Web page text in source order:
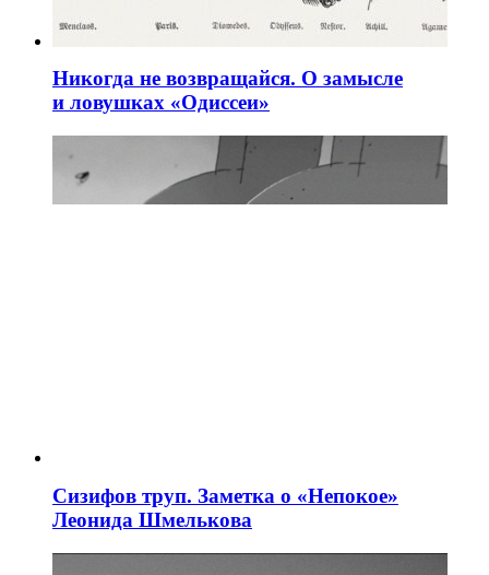
Никогда не возвращайся. О замысле
и ловушках «Одиссеи»
Сизифов труп. Заметка о «Непокое»
Леонида Шмелькова